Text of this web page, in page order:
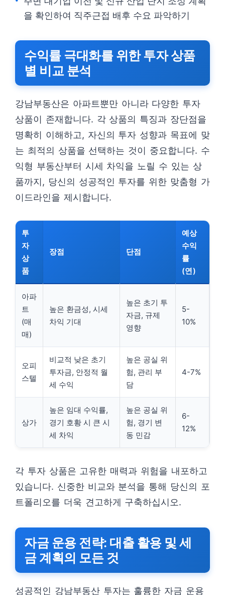
을 확인하여 직주근접 배후 수요 파악하기
수익률 극대화를 위한 투자 상품
별 비교 분석
강남부동산은 아파트뿐만 아니라 다양한 투자
상품이 존재합니다. 각 상품의 특징과 장단점을
명확히 이해하고, 자신의 투자 성향과 목표에 맞
는 최적의 상품을 선택하는 것이 중요합니다. 수
익형 부동산부터 시세 차익을 노릴 수 있는 상
품까지, 당신의 성공적인 투자를 위한 맞춤형 가
이드라인을 제시합니다.
투
자
상
품
장점 단점
예상
수익
률
(연)
아파
트
(매
매)
높은 환금성, 시세
차익 기대
높은 초기 투
자금, 규제
영향
5-
10%
오피
스텔
비교적 낮은 초기
투자금, 안정적 월
세 수익
높은 공실 위
험, 관리 부
담
4-7%
상가
높은 임대 수익률,
경기 호황 시 큰 시
세 차익
높은 공실 위
험, 경기 변
동 민감
6-
12%
각 투자 상품은 고유한 매력과 위험을 내포하고
있습니다. 신중한 비교와 분석을 통해 당신의 포
트폴리오를 더욱 견고하게 구축하십시오.
자금 운용 전략: 대출 활용 및 세
금 계획의 모든 것
성공적인 강남부동산 투자는 훌륭한 자금 운용